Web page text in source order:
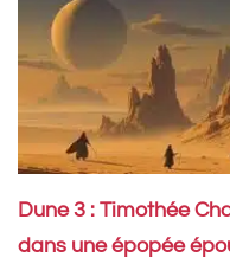
Dune 3 : Timothée
dans une épopée